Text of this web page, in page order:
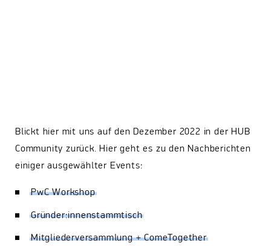
Blickt hier mit uns auf den Dezember 2022 in der HUB
Community zurück. Hier geht es zu den Nachberichten
einiger ausgewählter Events:
PwC Workshop
Gründer:innenstammtisch
Mitgliederversammlung + ComeTogether